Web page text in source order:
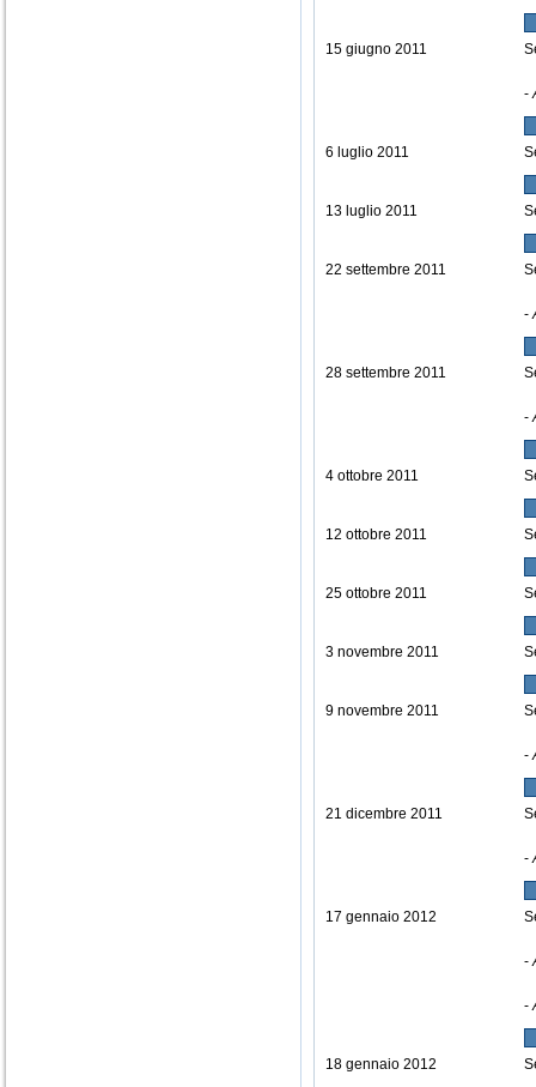
15 giugno 2011
-
6 luglio 2011
13 luglio 2011
22 settembre 2011
-
28 settembre 2011
-
4 ottobre 2011
12 ottobre 2011
25 ottobre 2011
3 novembre 2011
9 novembre 2011
-
21 dicembre 2011
-
17 gennaio 2012
-
-
18 gennaio 2012